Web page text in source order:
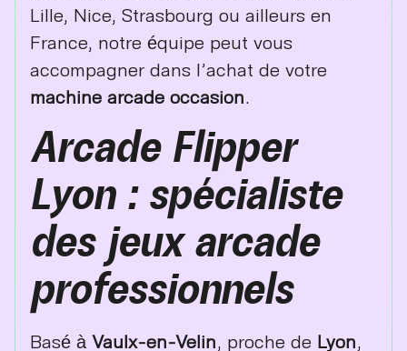
Lille, Nice, Strasbourg ou ailleurs en
France, notre équipe peut vous
accompagner dans l’achat de votre
machine arcade occasion.
Arcade Flipper
Lyon : spécialiste
des jeux arcade
professionnels
Basé à Vaulx-en-Velin , proche de Lyon